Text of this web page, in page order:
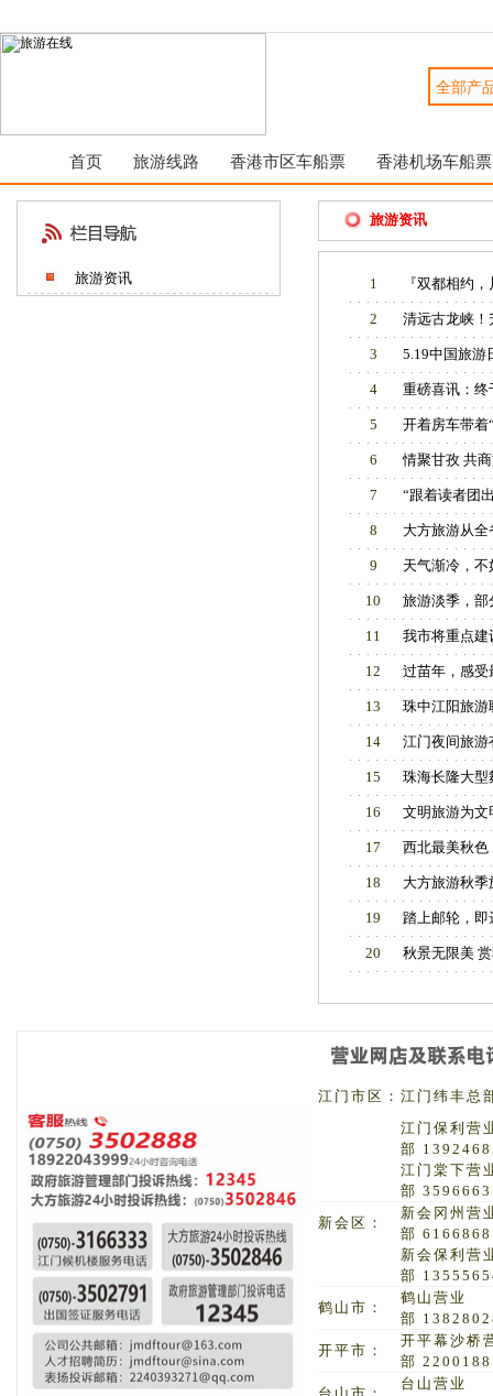
首页 旅游线路 香港市区车船票 香港机场车船票
旅游资讯
旅游资讯
1 『双都相约
2 清远古龙峡！
3 5.19中国旅游
4 重磅喜讯：终
5 开着房车带着
6 情聚甘孜 共
7 “跟着读者团
8 大方旅游从
9 天气渐冷，
10 旅游淡季，部
11 我市将重点建
12 过苗年，感受
13 珠中江阳旅游
14 江门夜间旅游
15 珠海长隆大型
16 文明旅游为文
17 西北最美秋
18 大方旅游秋
19 踏上邮轮，即
20 秋景无限美
江门市区： 江门纬丰总
江门保利营
部
江门棠下营
部 3596663
新会区：
新会冈州营
部 6166868
新会保利营
部
鹤山市：
鹤山营业
部
开平市：
开平幕沙桥
部 2200188
台山营业